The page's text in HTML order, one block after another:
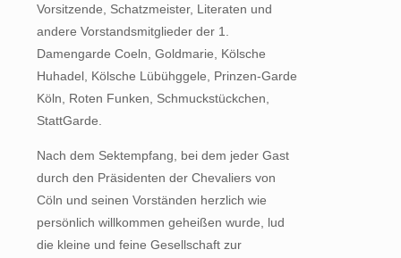
Vorsitzende, Schatzmeister, Literaten und
andere Vorstandsmitglieder der 1.
Damengarde Coeln, Goldmarie, Kölsche
Huhadel, Kölsche Lübühggele, Prinzen-Garde
Köln, Roten Funken, Schmuckstückchen,
StattGarde.
Nach dem Sektempfang, bei dem jeder Gast
durch den Präsidenten der Chevaliers von
Cöln und seinen Vorständen herzlich wie
persönlich willkommen geheißen wurde, lud
die kleine und feine Gesellschaft zur